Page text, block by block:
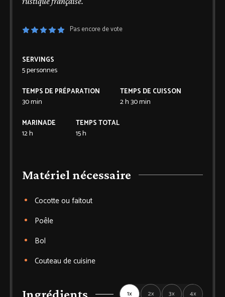
Pas encore de vote
SERVINGS
5personnes
TEMPS DE PRÉPARATION
30min
TEMPS DE CUISSON
2h30min
MARINADE
12h
TEMPS TOTAL
15h
Matériel nécessaire
Cocotteou faitout
Poêle
Bol
Couteau de cuisine
1x 2x 3x 4x